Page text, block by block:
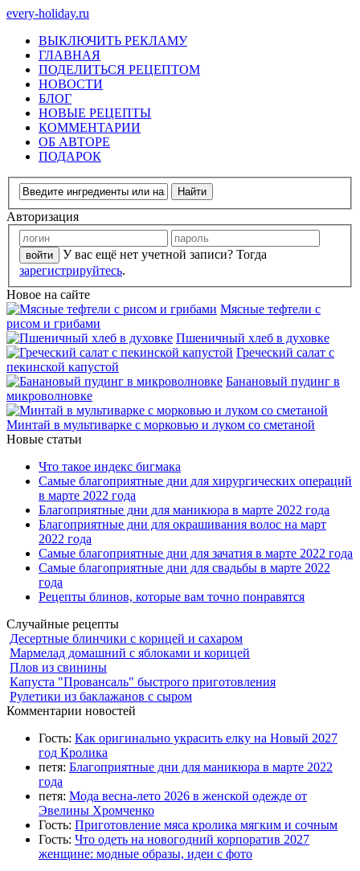
every-holiday.ru
ВЫКЛЮЧИТЬ РЕКЛАМУ
ГЛАВНАЯ
ПОДЕЛИТЬСЯ РЕЦЕПТОМ
НОВОСТИ
БЛОГ
НОВЫЕ РЕЦЕПТЫ
КОММЕНТАРИИ
ОБ АВТОРЕ
ПОДАРОК
Авторизация
У вас ещё нет учетной записи? Тогда
зарегистрируйтесь.
Новое на сайте
Мясные тефтели с
рисом и грибами
Пшеничный хлеб в духовке
Греческий салат с
пекинской капустой
Банановый пудинг в
микроволновке
Минтай в мультиварке с морковью и луком со сметаной
Новые статьи
Что такое индекс бигмака
Самые благоприятные дни для хирургических операций
в марте 2022 года
Благоприятные дни для маникюра в марте 2022 года
Благоприятные дни для окрашивания волос на март
2022 года
Самые благоприятные дни для зачатия в марте 2022 года
Самые благоприятные дни для свадьбы в марте 2022
года
Рецепты блинов, которые вам точно понравятся
Случайные рецепты
Десертные блинчики с корицей и сахаром
Мармелад домашний с яблоками и корицей
Плов из свинины
Капуста "Провансаль" быстрого приготовления
Рулетики из баклажанов с сыром
Комментарии новостей
Гость: Как оригинально украсить елку на Новый 2027
год Кролика
петя: Благоприятные дни для маникюра в марте 2022
года
петя: Мода весна-лето 2026 в женской одежде от
Эвелины Хромченко
Гость: Приготовление мяса кролика мягким и сочным
Гость: Что одеть на новогодний корпоратив 2027
женщине: модные образы, идеи с фото